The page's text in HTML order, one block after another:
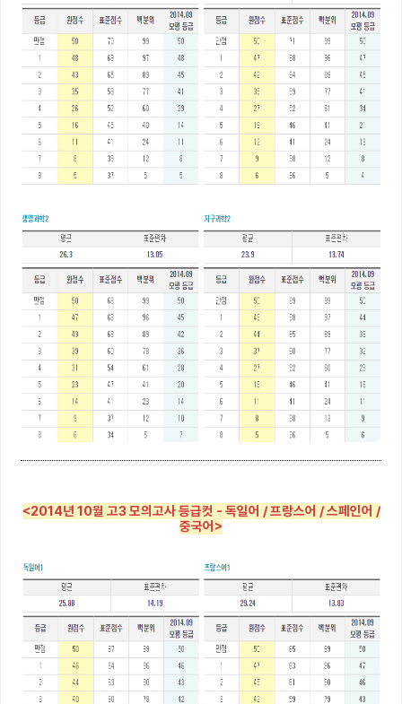
<2014년 10월 고3 모의고사 등급컷 - 독일어 / 프랑스어 / 스페인어 /
중국어>